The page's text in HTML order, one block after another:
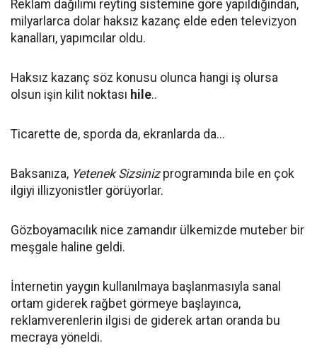
Reklam dağılımı reyting sistemine göre yapıldığından,
milyarlarca dolar haksız kazanç elde eden televizyon
kanalları, yapımcılar oldu.
Haksız kazanç söz konusu olunca hangi iş olursa
olsun işin kilit noktası hile..
Ticarette de, sporda da, ekranlarda da...
Baksanıza, Yetenek Sizsinizprogramında bile en çok
ilgiyi illizyonistler görüyorlar.
Gözboyamacılık nice zamandır ülkemizde muteber bir
meşgale haline geldi.
İnternetin yaygın kullanılmaya başlanmasıyla sanal
ortam giderek rağbet görmeye başlayınca,
reklamverenlerin ilgisi de giderek artan oranda bu
mecraya yöneldi.